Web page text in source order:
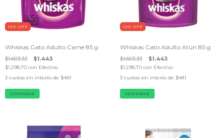
10% OFF
Whiskas Gato Adulto Carne 85 g
$1.603,33 $1.443
$1.298,70 con Efectivo
3 cuotas sin interés de $481
10% OFF
Whiskas Gato Adulto Atún 85 g
$1.603,33 $1.443
$1.298,70 con Efectivo
3 cuotas sin interés de $481